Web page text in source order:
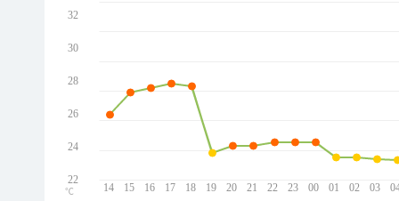
14 15 16 17 18 19 20 21 22 23 00 01 02 03
32
30
28
26
24
22
℃